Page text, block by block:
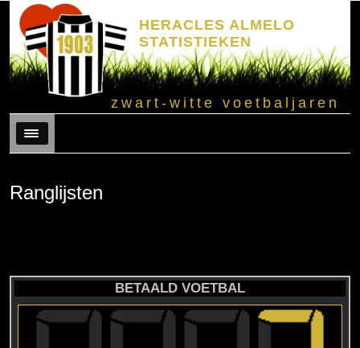
HERACLES ALMELO
STATISTIEKEN
zwart-witte voetbaljaren
Menu
Ranglijsten
BETAALD VOETBAL